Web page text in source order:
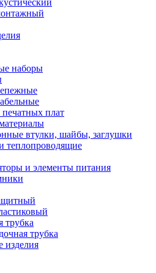
наборы
плат
втулки, шайбы, заглушки
теплопроводящие
и элементы питания
трубка
трубка
изделия